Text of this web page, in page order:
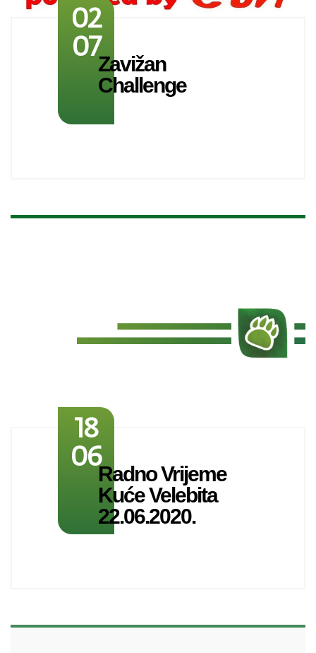
02
07
Zavižan
Challenge
18
06
Radno Vrijeme
Kuće Velebita
22.06.2020.